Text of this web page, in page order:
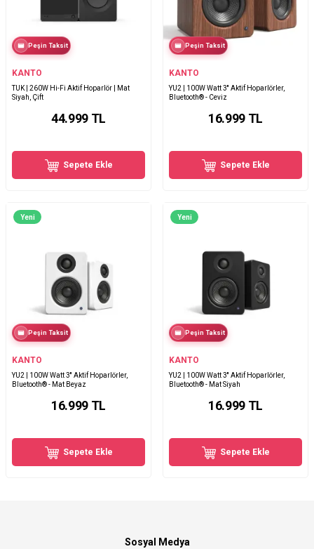
Peşin Taksit
KANTO
TUK | 260W Hi-Fi Aktif Hoparlör | Mat
Siyah, Çift
44.999TL
Sepete Ekle
Peşin Taksit
KANTO
YU2 | 100W Watt 3'' Aktif Hoparlörler,
Bluetooth® - Ceviz
16.999TL
Sepete Ekle
Yeni
Peşin Taksit
KANTO
YU2 | 100W Watt 3'' Aktif Hoparlörler,
Bluetooth® - Mat Beyaz
16.999TL
Sepete Ekle
Yeni
Peşin Taksit
KANTO
YU2 | 100W Watt 3'' Aktif Hoparlörler,
Bluetooth® - Mat Siyah
16.999TL
Sepete Ekle
Sosyal Medya